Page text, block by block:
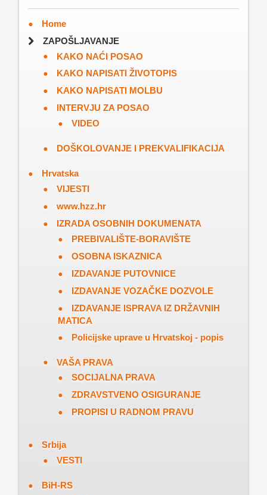
Home
ZAPOŠLJAVANJE
KAKO NAĆI POSAO
KAKO NAPISATI ŽIVOTOPIS
KAKO NAPISATI MOLBU
INTERVJU ZA POSAO
VIDEO
DOŠKOLOVANJE I PREKVALIFIKACIJA
Hrvatska
VIJESTI
www.hzz.hr
IZRADA OSOBNIH DOKUMENATA
PREBIVALIŠTE-BORAVIŠTE
OSOBNA ISKAZNICA
IZDAVANJE PUTOVNICE
IZDAVANJE VOZAČKE DOZVOLE
IZDAVANJE ISPRAVA IZ DRŽAVNIH
MATICA
Policijske uprave u Hrvatskoj - popis
VAŠA PRAVA
SOCIJALNA PRAVA
ZDRAVSTVENO OSIGURANJE
PROPISI U RADNOM PRAVU
Srbija
VESTI
BiH-RS